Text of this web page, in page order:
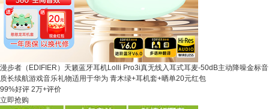
漫步者（EDIFIER）天籁蓝牙耳机Lolli Pro3i真无线入耳式耳麦-50dB主动降噪金标音
质长续航游戏音乐礼物适用于华为 青木绿+耳机套+晒单20元红包
99%好评 2万+评价
立即抢购